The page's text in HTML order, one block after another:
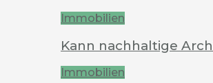
Immobilien
Kann nachhaltige
Immobilien